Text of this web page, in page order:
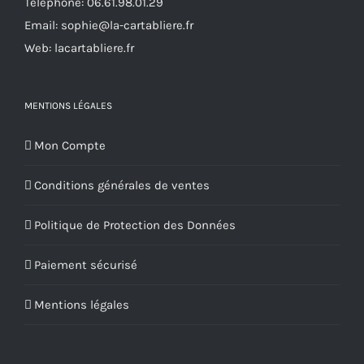
la
page
du
Email: sophie@la-cartabliere.fr
Web: lacartabliere.fr
MENTIONS LÉGALES
Mon Compte
Conditions générales de ventes
Politique de Protection des Données
Paiement sécurisé
Mentions légales